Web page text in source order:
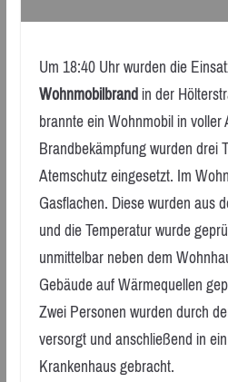
Um 18:40 Uhr wurden die
Wohnmobilbrandin der
brannte ein Wohnmobil in
Brandbekämpfung wurden drei
Atemschutz eingesetzt. Im
Gasflachen. Diese wurden aus
und die Temperatur wurde
unmittelbar neben dem
Gebäude auf Wärmequellen
Zwei Personen wurden durch
versorgt und anschließend in
Krankenhaus gebracht.